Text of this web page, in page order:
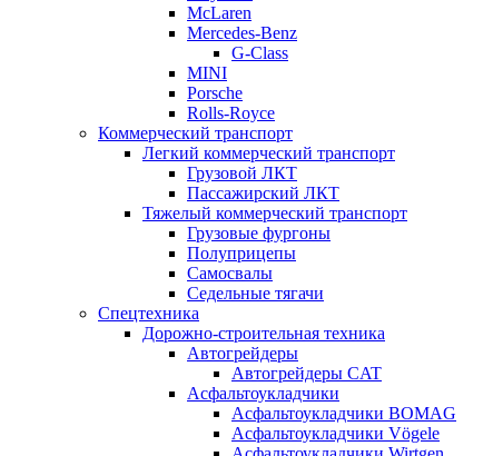
McLaren
Mercedes-Benz
G-Class
MINI
Porsche
Rolls-Royce
Коммерческий транспорт
Легкий коммерческий транспорт
Грузовой ЛКТ
Пассажирский ЛКТ
Тяжелый коммерческий транспорт
Грузовые фургоны
Полуприцепы
Самосвалы
Седельные тягачи
Спецтехника
Дорожно-строительная техника
Автогрейдеры
Автогрейдеры CAT
Асфальтоукладчики
Асфальтоукладчики BOMAG
Асфальтоукладчики Vögele